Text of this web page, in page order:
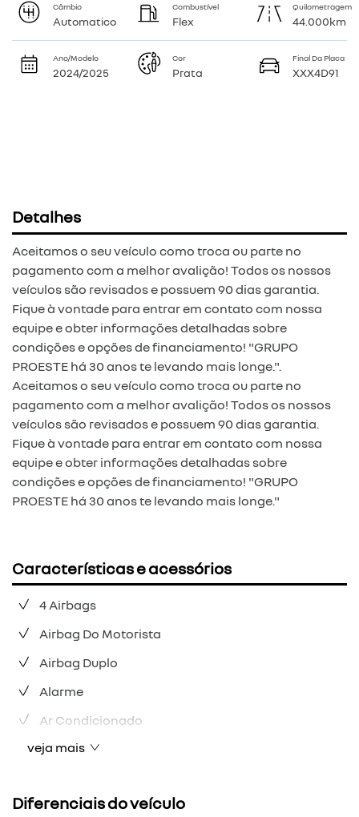
Câmbio
Automatico
Combustível
Flex
Quilometragem
44.000km
Ano/Modelo
2024/2025
Cor
Prata
Final Da Placa
XXX4D91
Detalhes
Aceitamos o seu veículo como troca ou parte no
pagamento com a melhor avalição! Todos os nossos
veículos são revisados e possuem 90 dias garantia.
Fique à vontade para entrar em contato com nossa
equipe e obter informações detalhadas sobre
condições e opções de financiamento! "GRUPO
PROESTE há 30 anos te levando mais longe.".
Aceitamos o seu veículo como troca ou parte no
pagamento com a melhor avalição! Todos os nossos
veículos são revisados e possuem 90 dias garantia.
Fique à vontade para entrar em contato com nossa
equipe e obter informações detalhadas sobre
condições e opções de financiamento! "GRUPO
PROESTE há 30 anos te levando mais longe."
Características e acessórios
4 Airbags
Airbag Do Motorista
Airbag Duplo
Alarme
Ar Condicionado
veja mais
Diferenciais do veículo